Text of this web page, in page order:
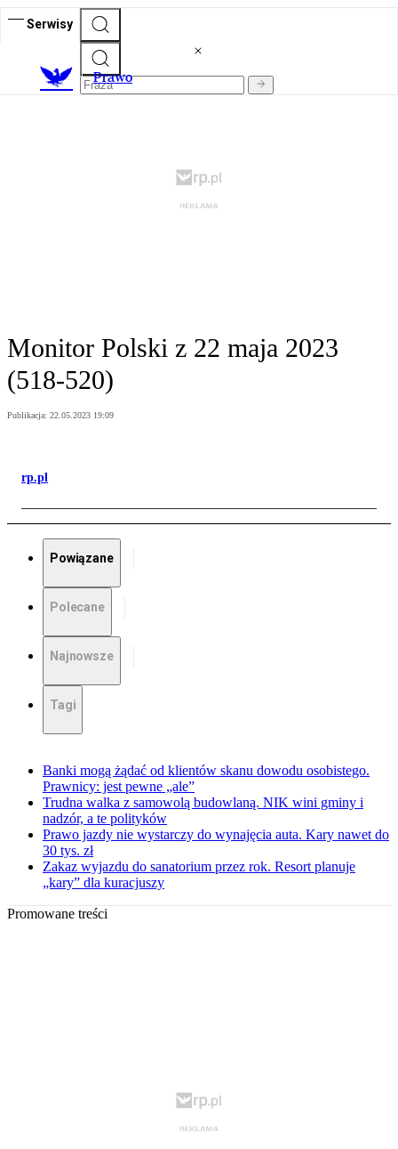
Serwisy
Prawo
Monitor Polski z 22 maja 2023
(518-520)
Publikacja: 22.05.2023 19:09
rp.pl
Powiązane
Polecane
Najnowsze
Tagi
Banki mogą żądać od klientów skanu dowodu osobistego.
Prawnicy: jest pewne „ale”
Trudna walka z samowolą budowlaną. NIK wini gminy i
nadzór, a te polityków
Prawo jazdy nie wystarczy do wynajęcia auta. Kary nawet do
30 tys. zł
Zakaz wyjazdu do sanatorium przez rok. Resort planuje
„kary” dla kuracjuszy
Promowane treści